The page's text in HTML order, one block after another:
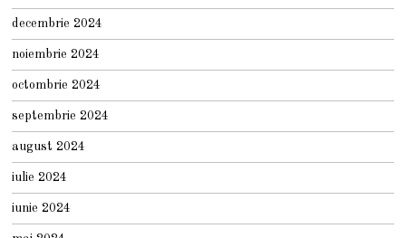
decembrie 2024
noiembrie 2024
octombrie 2024
septembrie 2024
august 2024
iulie 2024
iunie 2024